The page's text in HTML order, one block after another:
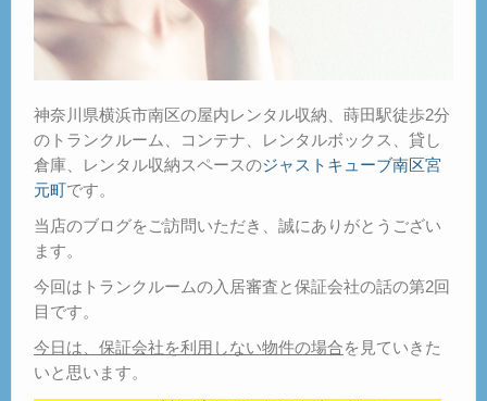
お問合せ
神奈川県横浜市南区の屋内レンタル収納、蒔田駅徒歩2分
のトランクルーム、コンテナ、レンタルボックス、貸し
倉庫、レンタル収納スペースのジャストキューブ南区宮
元町です。
当店のブログをご訪問いただき、誠にありがとうござい
ます。
今回はトランクルームの入居審査と保証会社の話の第2回
目です。
今日は、保証会社を利用しない物件の場合を見ていきた
いと思います。